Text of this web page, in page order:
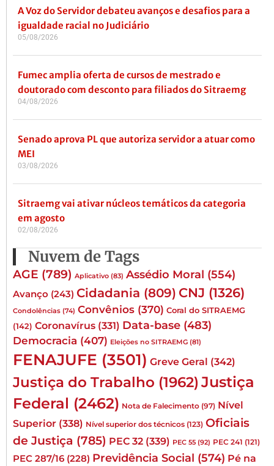
A Voz do Servidor debateu avanços e desafios para a
igualdade racial no Judiciário
05/08/2026
Fumec amplia oferta de cursos de mestrado e
doutorado com desconto para filiados do Sitraemg
04/08/2026
Senado aprova PL que autoriza servidor a atuar como
MEI
03/08/2026
Sitraemg vai ativar núcleos temáticos da categoria
em agosto
02/08/2026
Nuvem de Tags
AGE (789) Aplicativo (83) Assédio Moral (554)
Avanço (243) Cidadania (809) CNJ (1326)
Condolências (74) Convênios (370) Coral do SITRAEMG
(142) Coronavírus (331) Data-base (483)
Democracia (407) Eleições no SITRAEMG (81)
FENAJUFE (3501) Greve Geral (342)
Justiça do Trabalho (1962) Justiça
Federal (2462) Nota de Falecimento (97) Nível
Superior (338) Nível superior dos técnicos (123) Oficiais
de Justiça (785) PEC 32 (339) PEC 55 (92) PEC 241 (121)
PEC 287/16 (228) Previdência Social (574) Pé na